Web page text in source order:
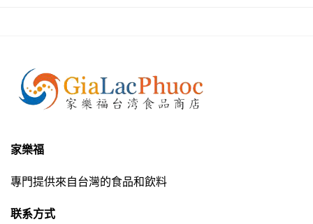
家樂福
專門提供來自台灣的食品和飲料
联系方式